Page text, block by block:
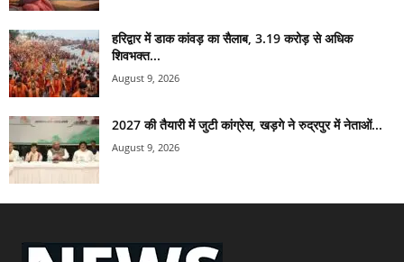
हरिद्वार में डाक कांवड़ का सैलाब, 3.19 करोड़ से अधिक
शिवभक्त...
August 9, 2026
2027 की तैयारी में जुटी कांग्रेस, खड़गे ने रुद्रपुर में नेताओं...
August 9, 2026